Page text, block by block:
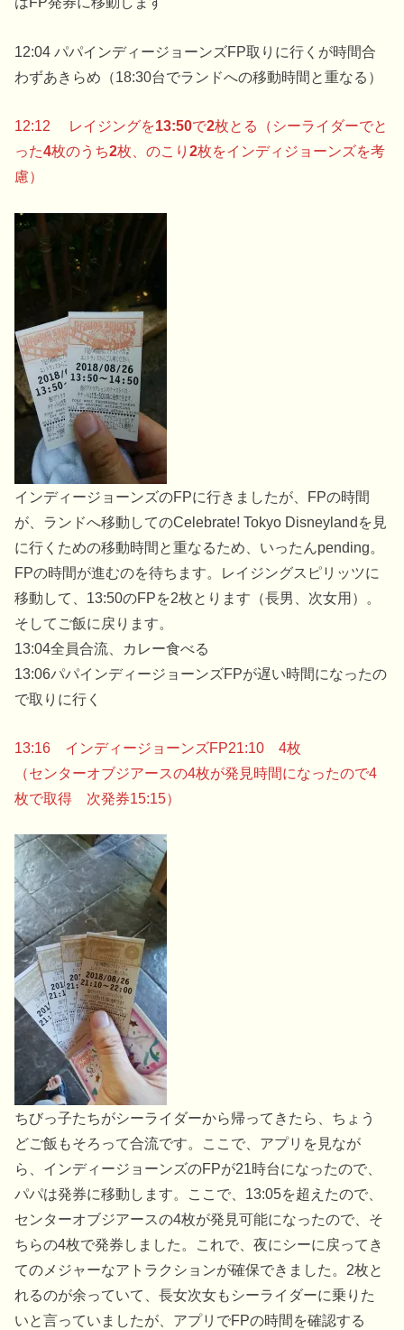
12:04 パパインディージョーンズFP取りに行くが時間合
わずあきらめ（18:30台でランドへの移動時間と重なる）
12:12 レイジングを13:50で2枚とる（シーライダーでと
った4枚のうち2枚、のこり2枚をインディジョーンズを考
慮）
インディージョーンズのFPに行きましたが、FPの時間
が、ランドへ移動してのCelebrate! Tokyo Disneylandを見
に行くための移動時間と重なるため、いったんpending。
FPの時間が進むのを待ちます。レイジングスピリッツに
移動して、13:50のFPを2枚とります（長男、次女用）。
そしてご飯に戻ります。
13:04全員合流、カレー食べる
13:06パパインディージョーンズFPが遅い時間になったの
で取りに行く
13:16 インディージョーンズFP21:10 4枚
（センターオブジアースの4枚が発見時間になったので4
枚で取得 次発券15:15）
ちびっ子たちがシーライダーから帰ってきたら、ちょう
どご飯もそろって合流です。ここで、アプリを見なが
ら、インディージョーンズのFPが21時台になったので、
パパは発券に移動します。ここで、13:05を超えたので、
センターオブジアースの4枚が発見可能になったので、そ
ちらの4枚で発券しました。これで、夜にシーに戻ってき
てのメジャーなアトラクションが確保できました。2枚と
れるのが余っていて、長女次女もシーライダーに乗りた
いと言っていましたが、アプリでFPの時間を確認する